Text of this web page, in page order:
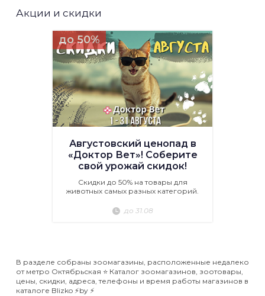
Акции и скидки
до 50%
Августовский ценопад в
«Доктор Вет»! Соберите
свой урожай скидок!
Скидки до 50% на товары для
животных самых разных категорий.
до 31.08
В разделе собраны зоомагазины, расположенные недалеко
от метро Октябрьская ⭐️ Каталог зоомагазинов, зоотовары,
цены, скидки, адреса, телефоны и время работы магазинов в
каталоге Blizko ⚡️by ⚡️